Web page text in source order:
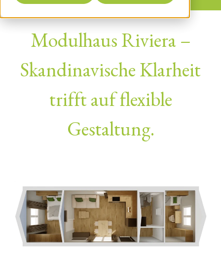
Modulhaus Riviera –
Skandinavische Klarheit
trifft auf flexible
Gestaltung.